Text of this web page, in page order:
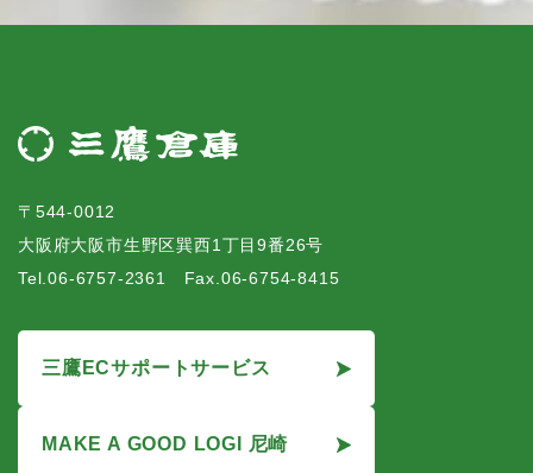
〒544-0012
大阪府大阪市生野区巽西1丁目9番26号
Tel.06-6757-2361 Fax.06-6754-8415
三鷹ECサポートサービス
MAKE A GOOD LOGI 尼崎